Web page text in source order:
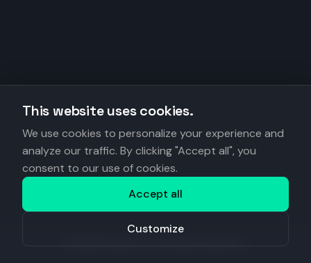
This website uses cookies.
We use cookies to personalize your experience and
analyze our traffic. By clicking "Accept all", you
consent to our use of cookies.
Accept all
Customize